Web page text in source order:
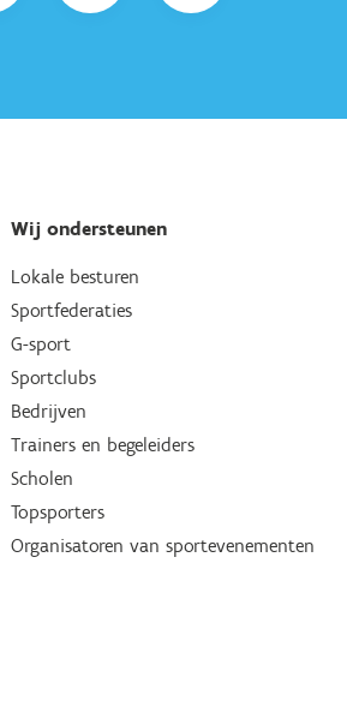
Wij ondersteunen
Lokale besturen
Sportfederaties
G-sport
Sportclubs
Bedrijven
Trainers en begeleiders
Scholen
Topsporters
Organisatoren van sportevenementen